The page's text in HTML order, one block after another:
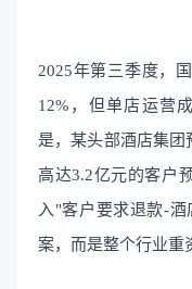
2025年第三季度，
12%，但单店运营
是，某头部酒店集
⾼达3.2亿元的客⼾
⼊"客⼾要求退款-
案，⽽是整个⾏业重